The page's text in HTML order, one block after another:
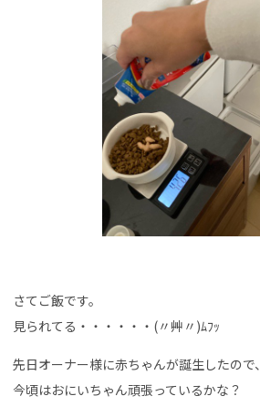
さてご飯です。
見られてる・・・・・・(〃艸〃)ﾑﾌｯ
先日オーナー様に赤ちゃんが誕生したので、
今頃はおにいちゃん頑張っているかな？